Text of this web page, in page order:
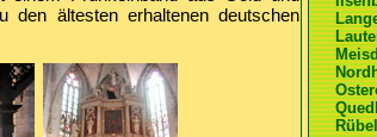
den ältesten erhaltenen deutschen